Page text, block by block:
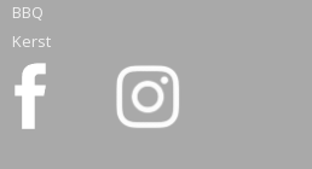
BBQ
Kerst